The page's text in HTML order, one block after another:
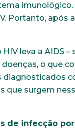
Portanto, após
leva a AIDS
o que
diagnosticados
que surgem
de infecção por